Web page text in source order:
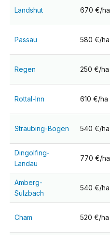
Landshut 670 €/ha
Passau 580 €/ha
Regen 250 €/ha
Rottal-Inn 610 €/ha
Straubing-Bogen 540 €/ha
Dingolfing-
Landau
770 €/ha
Amberg-
Sulzbach
540 €/ha
Cham 520 €/ha